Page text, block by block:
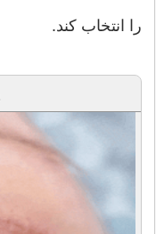
را انتخاب کند.